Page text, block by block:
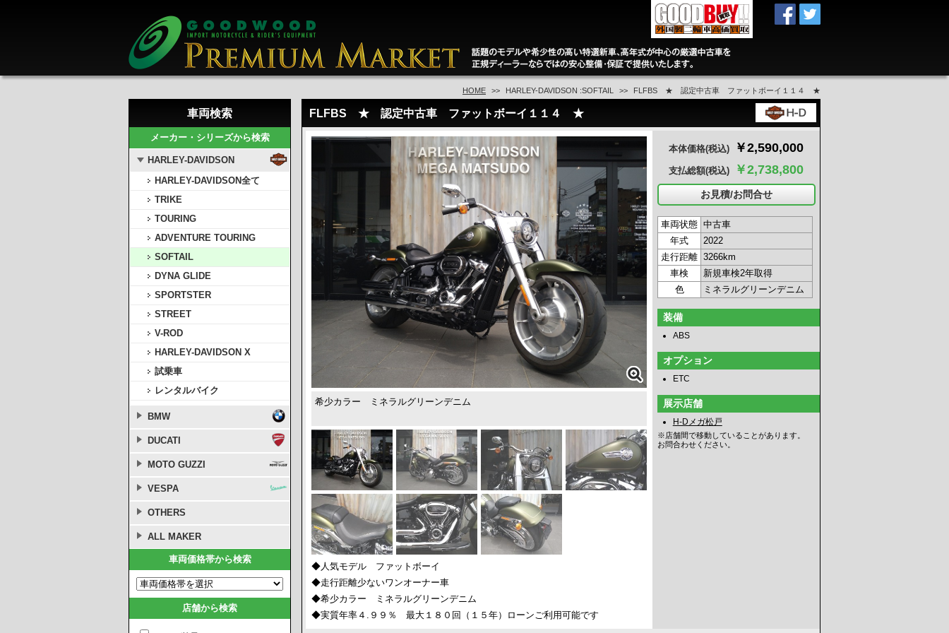
HOME HARLEY-DAVIDSON :SOFTAIL FLFBS ★ 認定中古車 ファットボーイ１１４ ★
車両検索
メーカー・シリーズから検索
HARLEY-DAVIDSON
HARLEY-DAVIDSON全て
TRIKE
TOURING
ADVENTURE TOURING
SOFTAIL
DYNA GLIDE
SPORTSTER
STREET
V-ROD
HARLEY-DAVIDSON X
試乗車
レンタルバイク
BMW
DUCATI
MOTO GUZZI
VESPA
OTHERS
ALL MAKER
車両価格帯から検索
店舗から検索
FLFBS ★ 認定中古車 ファットボーイ１１４ ★
希少カラー ミネラルグリーンデニム
◆人気モデル ファットボーイ
◆走行距離少ないワンオーナー車
◆希少カラー ミネラルグリーンデニム
◆実質年率４.９９％ 最大１８０回（１５年）ローンご利用可能です
本体価格(税込) ￥2,590,000
支払総額(税込) ￥2,738,800
お見積/お問合せ
車両状態 中古車
年式
2022
走行距離 3266km
車検
新規車検2年取得
色
ミネラルグリーンデニム
装備
ABS
オプション
ETC
展示店舗
H-Dメガ松戸
※店舗間で移動していることがあります。
お問合わせください。